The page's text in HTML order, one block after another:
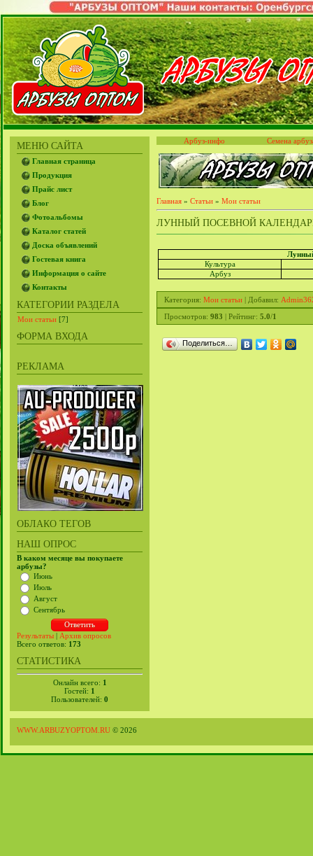
МЕНЮ САЙТА
Главная страница
Продукция
Прайс лист
Блог
Фотоальбомы
Каталог статей
Доска объявлений
Гостевая книга
Информация о сайте
Контакты
КАТЕГОРИИ РАЗДЕЛА
Мои статьи [7]
ФОРМА ВХОДА
РЕКЛАМА
ОБЛАКО ТЕГОВ
НАШ ОПРОС
В каком месяце вы покупаете
арбузы?
Июнь
Июль
Август
Сентябрь
Результаты | Архив опросов
Всего ответов: 173
СТАТИСТИКА
Онлайн всего: 1
Гостей: 1
Пользователей: 0
Арбуз-инфо Семена
Главная » Статьи » Мои статьи
ЛУННЫЙ ПОСЕВНОЙ КАЛЕНДАРЬ
Культура
Арбуз
Категория: Мои статьи | Добавил:
Просмотров: 983 | Рейтинг: 5.0/1
Поделиться…
WWW.ARBUZYOPTOM.RU © 2026